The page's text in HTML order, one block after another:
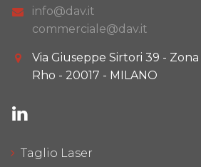
info@dav.it
commerciale@dav.it
Via Giuseppe Sirtori 39 -
Rho - 20017 - MILANO
Taglio Laser